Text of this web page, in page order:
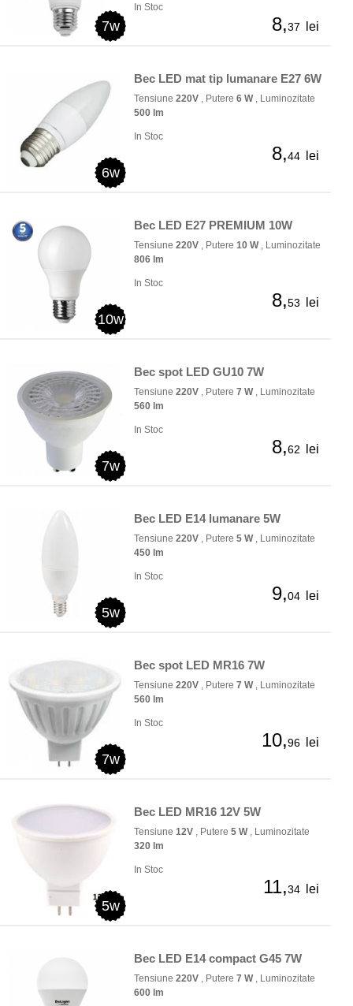
7w
In Stoc
8,37 lei
6w
Bec LED mat tip lumanare E27 6W
Tensiune 220V , Putere 6 W, Luminozitate
500 lm
In Stoc
8,44 lei
10w
Bec LED E27 PREMIUM 10W
Tensiune 220V , Putere 10 W, Luminozitate
806 lm
In Stoc
8,53 lei
7w
Bec spot LED GU10 7W
Tensiune 220V , Putere 7 W, Luminozitate
560 lm
In Stoc
8,62 lei
5w
Bec LED E14 lumanare 5W
Tensiune 220V , Putere 5 W, Luminozitate
450 lm
In Stoc
9,04 lei
7w
Bec spot LED MR16 7W
Tensiune 220V , Putere 7 W, Luminozitate
560 lm
In Stoc
10,96 lei
5w
Bec LED MR16 12V 5W
Tensiune 12V , Putere 5 W, Luminozitate
320 lm
In Stoc
11,34 lei
Bec LED E14 compact G45 7W
Tensiune 220V , Putere 7 W, Luminozitate
600 lm